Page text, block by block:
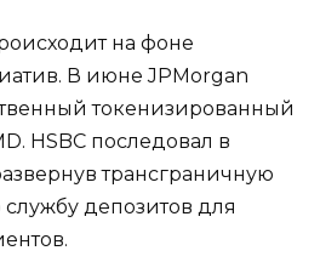
на фоне
В июне JPMorgan
токенизированный
HSBC последовал в
трансграничную
депозитов для